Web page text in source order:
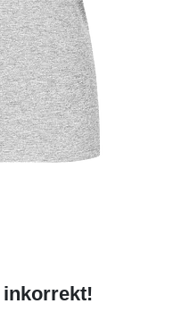
inkorrekt!